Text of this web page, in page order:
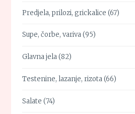
Predjela, prilozi, grickalice (67)
Supe, čorbe, variva(95)
Glavna jela(82)
Testenine, lazanje, rizota(66)
Salate (74)